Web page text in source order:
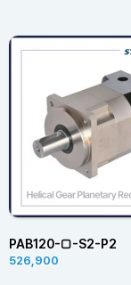
PAB120-□-S2-P2
526,900